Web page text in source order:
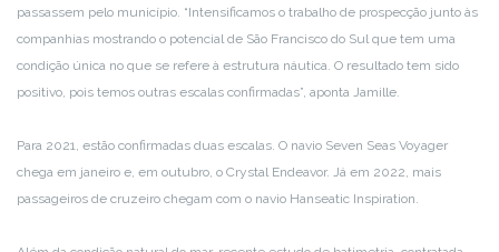
passassem pelo município. “Intensificamos o trabalho de prospecção junto às
companhias mostrando o potencial de São Francisco do Sul que tem uma
condição única no que se refere à estrutura náutica. O resultado tem sido
positivo, pois temos outras escalas confirmadas”, aponta Jamille.
Para 2021, estão confirmadas duas escalas. O navio Seven Seas Voyager
chega em janeiro e, em outubro, o Crystal Endeavor. Já em 2022, mais
passageiros de cruzeiro chegam com o navio Hanseatic Inspiration.